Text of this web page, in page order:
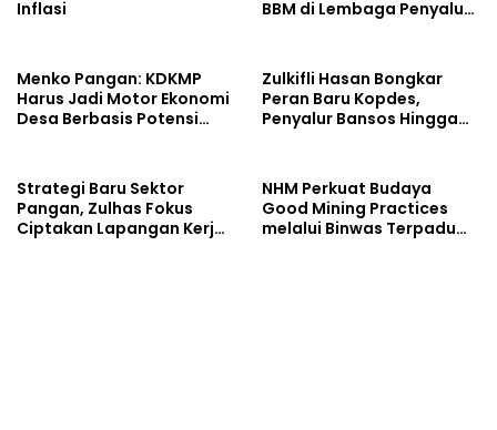
Inflasi
BBM di Lembaga Penyalur
Menko Pangan: KDKMP
Harus Jadi Motor Ekonomi
Desa Berbasis Potensi
Perkebunan
Zulkifli Hasan Bongkar
Peran Baru Kopdes,
Penyalur Bansos Hingga
Strategi Baru Sektor
Pangan, Zulhas Fokus
Ciptakan Lapangan Kerja
NHM Perkuat Budaya
Good Mining Practices
melalui Binwas Terpadu